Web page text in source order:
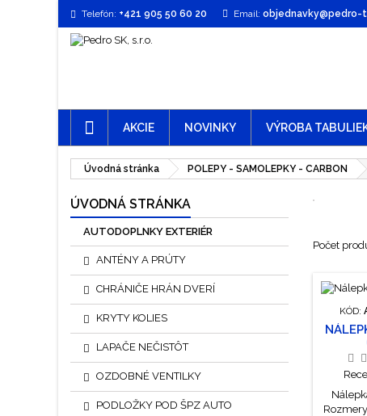
Telefón: +421 905 50 60 20 Email: objednavky@pedro-
AKCIE NOVINKY VÝROBA
Úvodná stránka POLEPY - SAMOLEPKY - CARBON
ÚVODNÁ STRÁNKA
AUTODOPLNKY EXTERIÉR
ANTÉNY A PRÚTY
CHRÁNIČE HRÁN DVERÍ
KRYTY KOLIES
LAPAČE NEČISTÔT
OZDOBNÉ VENTILKY
PODLOŽKY POD ŠPZ AUTO
Počet
KÓD: